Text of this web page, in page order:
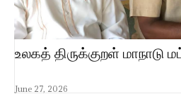
உலகத் திருக்குறள் மாநாடு
June 27, 2026